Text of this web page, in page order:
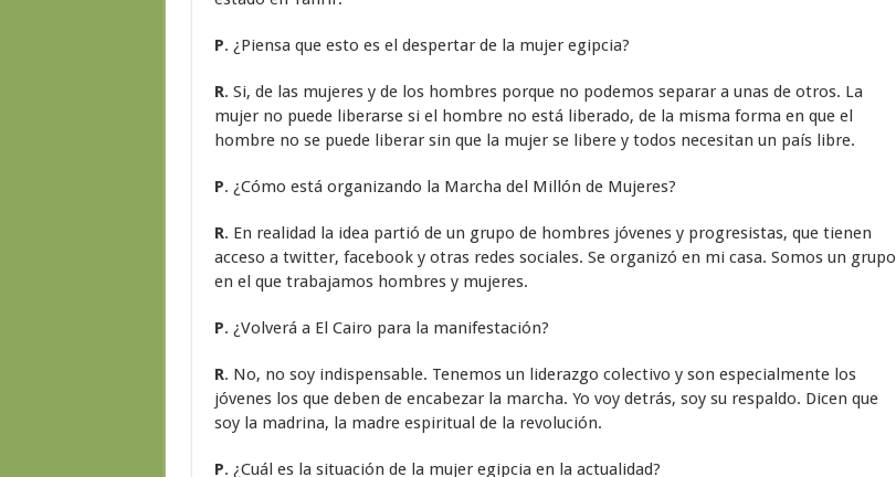
P. ¿Piensa que esto es el despertar de la mujer egipcia?
R. Si, de las mujeres y de los hombres porque no podemos separar a unas de otros. La
mujer no puede liberarse si el hombre no está liberado, de la misma forma en que el
hombre no se puede liberar sin que la mujer se libere y todos necesitan un país libre.
P. ¿Cómo está organizando la Marcha del Millón de Mujeres?
R. En realidad la idea partió de un grupo de hombres jóvenes y progresistas, que tienen
acceso a twitter, facebook y otras redes sociales. Se organizó en mi casa. Somos un grupo
en el que trabajamos hombres y mujeres.
P. ¿Volverá a El Cairo para la manifestación?
R. No, no soy indispensable. Tenemos un liderazgo colectivo y son especialmente los
jóvenes los que deben de encabezar la marcha. Yo voy detrás, soy su respaldo. Dicen que
soy la madrina, la madre espiritual de la revolución.
P. ¿Cuál es la situación de la mujer egipcia en la actualidad?